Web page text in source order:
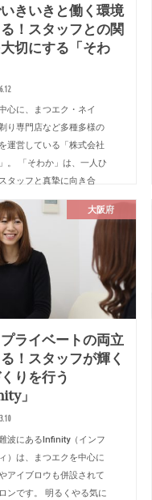
きいきと働く環境
！スタッフとの関
切にする「そわ
心に、まつエク・ネイ
り専門店など多種多様の
運営している「株式会社
。 「そわか」は、一人ひ
タッフと真摯に向き合
ッフ全員が楽しく働ける
くりに取り組んでいます。
初心…
大阪府
ライベートの両立
！スタッフが輝く
りを行う
」
波にあるInfinity（インフ
）は、まつエクを中心に
アイブロウも併設されて
ンです。 明るくやる気に